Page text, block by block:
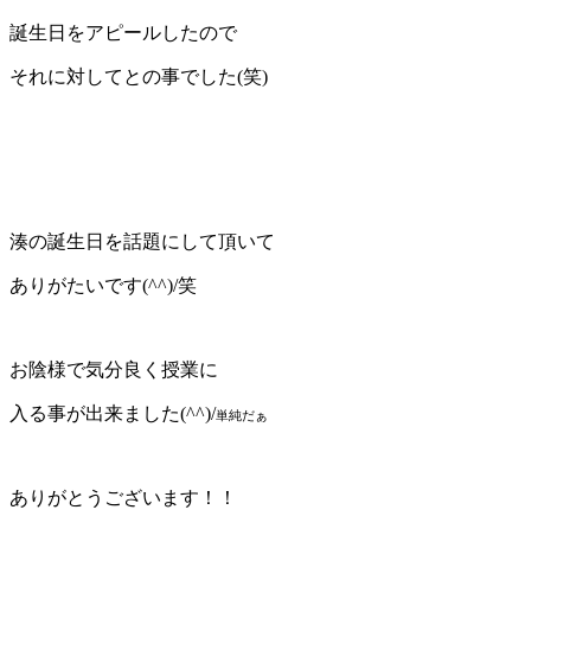
誕生日をアピールしたので
それに対してとの事でした(笑)
湊の誕生日を話題にして頂いて
ありがたいです(^^)/笑
お陰様で気分良く授業に
入る事が出来ました(^^)/単純だぁ
ありがとうございます！！